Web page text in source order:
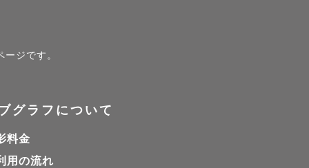
ジです。
グラフについて
料金
用の流れ